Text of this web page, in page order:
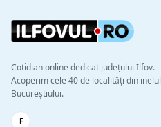
Cotidian online dedicat județului Ilfov.
Acoperim cele 40 de localități din inelul
Bucureștiului.
F